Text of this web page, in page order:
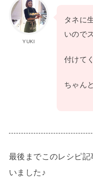
YUKI
タネに
いので
付けて
ちゃん
最後までこのレシピ
いました♪